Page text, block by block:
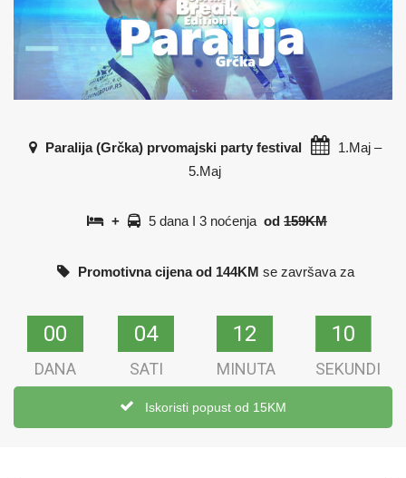
Paralija (Grčka) prvomajski party festival
1.Maj –
5.Maj
+ 5 dana I 3 noćenja od 159KM
Promotivna cijena od 144KM se završava za
00
00
DANA
04
04
SATI
12
12
MINUTA
09
09
SEKUNDI
Iskoristi popust od 15KM